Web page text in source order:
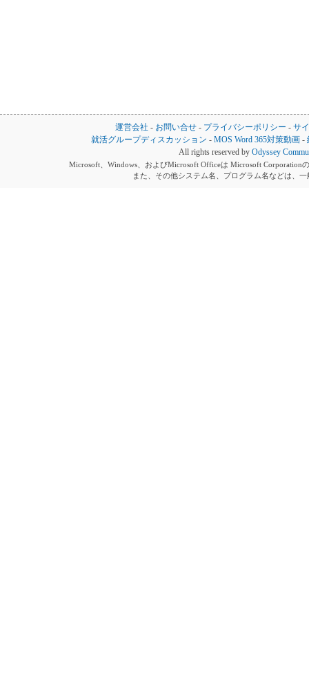
運営会社 - お問い合せ - プライバシーポリシー - サ
就活グループディスカッション -MOS Word 365対策動画 -
All rights reserved by Odyssey
Microsoft、Windows、およびMicrosoft Officeは Microsoft Corporation
また、その他システム名、プログラム名などは、